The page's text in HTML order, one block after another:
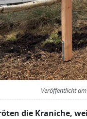
Veröffentlicht am
die Kraniche,